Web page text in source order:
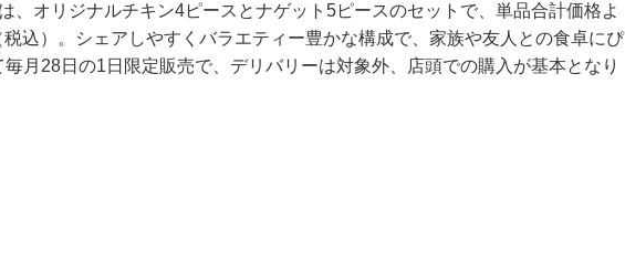
、オリジナルチキン4ピースとナゲット5ピースのセットで、単品合計価格よ
込）。シェアしやすくバラエティー豊かな構成で、家族や友人との食卓にぴ
月28日の1日限定販売で、デリバリーは対象外、店頭での購入が基本となり